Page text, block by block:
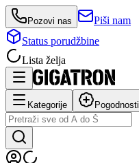
Pozovi nas
Piši nam
Status porudžbine
Lista želja
Kategorije Pogodnosti